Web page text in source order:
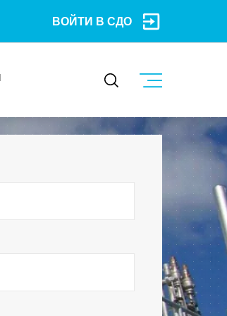
ВОЙТИ В СДО